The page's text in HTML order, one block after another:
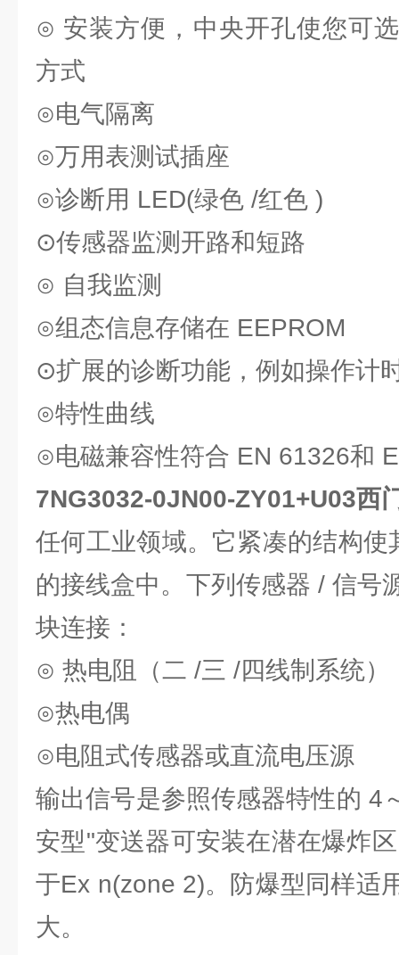
⊙ 安装方便，中央开孔使您可
方式
⊙电气隔离
⊙万用表测试插座
⊙诊断用 LED(绿色 /红色 )
⊙传感器监测开路和短路
⊙ 自我监测
⊙组态信息存储在 EEPROM
⊙扩展的诊断功能，例如操作计
⊙特性曲线
⊙电磁兼容性符合 EN 61326和
7NG3032-0JN00-ZY01+U03西
任何工业领域。它紧凑的结构
的接线盒中。下列传感器 / 信号
块连接：
⊙ 热电阻（二 /三 /四线制系统）
⊙热电偶
⊙电阻式传感器或直流电压源
输出信号是参照传感器特性的 4
安型"变送器可安装在潜在爆炸
于Ex n(zone 2)。防爆型同样适
大。